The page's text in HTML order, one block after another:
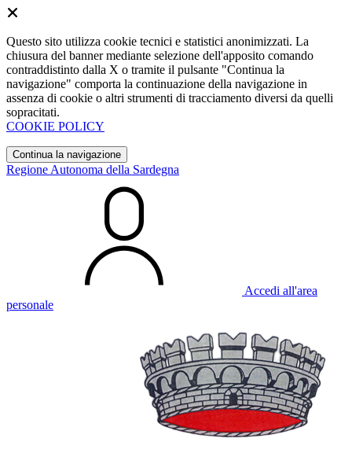
Questo sito utilizza cookie tecnici e statistici anonimizzati. La
chiusura del banner mediante selezione dell'apposito comando
contraddistinto dalla X o tramite il pulsante "Continua la
navigazione" comporta la continuazione della navigazione in
assenza di cookie o altri strumenti di tracciamento diversi da quelli
sopracitati.
COOKIE POLICY
Continua la navigazione
Regione Autonoma della Sardegna
Accedi all'area
personale